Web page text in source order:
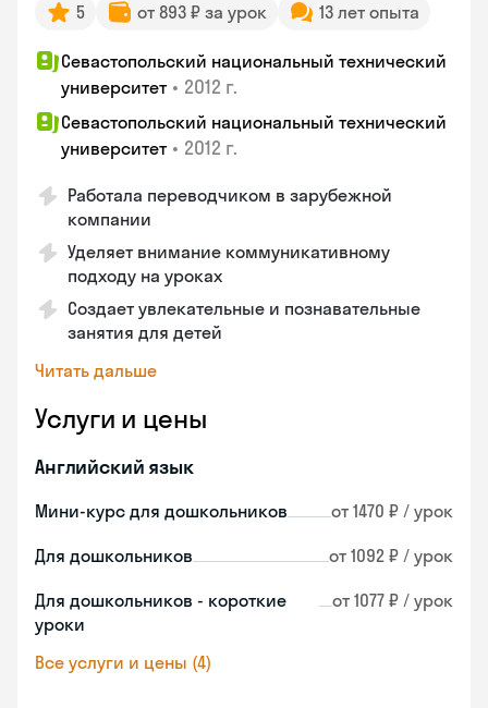
5 от 893 ₽ за урок 13 лет опыта
Севастопольский национальный технический
университет • 2012 г.
Севастопольский национальный технический
университет • 2012 г.
Работала переводчиком в зарубежной
компании
Уделяет внимание коммуникативному
подходу на уроках
Создает увлекательные и познавательные
занятия для детей
Читать дальше
Услуги и цены
Английский язык
Мини-курс для дошкольников от 1470 ₽ / урок
Для дошкольников от 1092 ₽ / урок
Для дошкольников - короткие
уроки
от 1077 ₽ / урок
Все услуги и цены (4)